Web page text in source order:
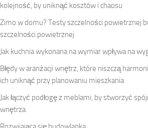
kolejność, by uniknąć kosztów i chaosu
Zimo w domu? Testy szczelności powietrznej
szczelności powietrznej
Jak kuchnia wykonana na wymiar wpływa na
Błędy w aranżacji wnętrz, które niszczą
ich uniknąć przy planowaniu mieszkania
Jak łączyć podłogę z meblami, by stworzyć
wnętrza